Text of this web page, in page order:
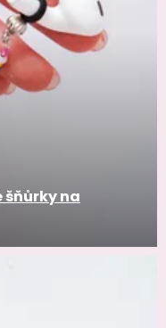
šňůrky na